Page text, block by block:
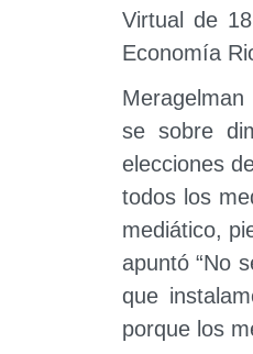
Virtual de
Economía
se sobre
elecciones
todos los
mediático,
apuntó “No
que
porque los